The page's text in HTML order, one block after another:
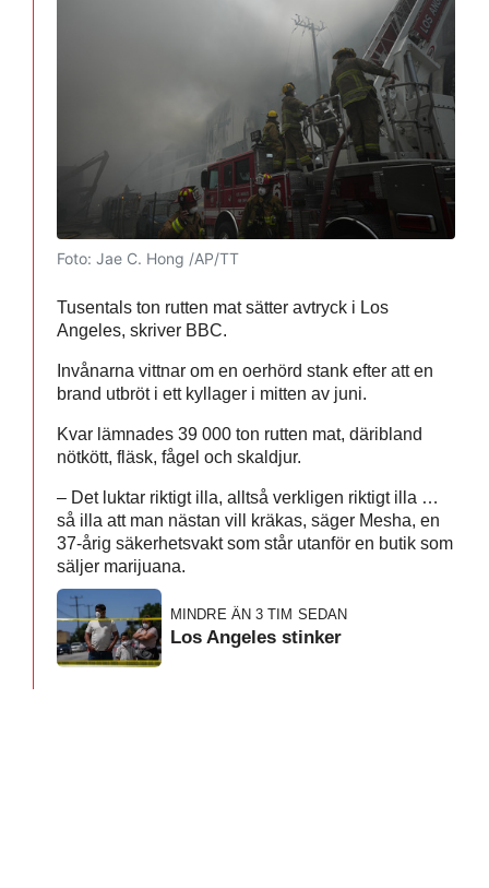
Foto: Jae C. Hong /AP/TT
Tusentals ton rutten mat sätter avtryck i Los
Angeles, skriver BBC.
Invånarna vittnar om en oerhörd stank efter att en
brand utbröt i ett kyllager i mitten av juni.
Kvar lämnades 39 000 ton rutten mat, däribland
nötkött, fläsk, fågel och skaldjur.
– Det luktar riktigt illa, alltså verkligen riktigt illa …
så illa att man nästan vill kräkas, säger Mesha, en
37-årig säkerhetsvakt som står utanför en butik som
säljer marijuana.
MINDRE ÄN 3 TIM SEDAN
Los Angeles stinker